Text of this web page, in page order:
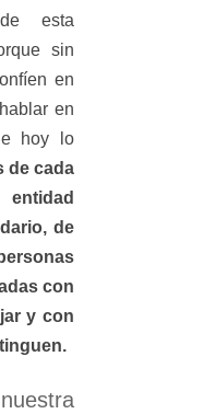
esta
sin
en
en
hoy lo
de cada
de
con
y con